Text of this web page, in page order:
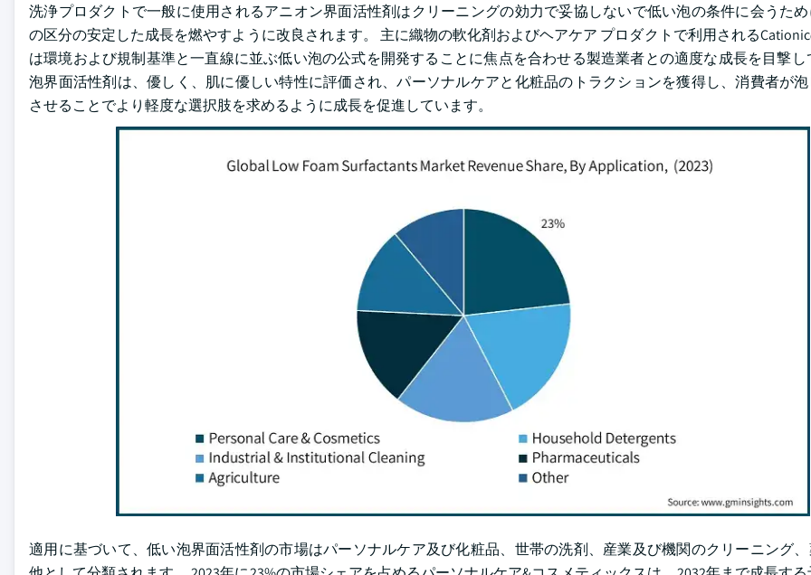
洗浄プロダクトで一般に使用されるアニオン界面活性剤はクリーニングの効力で妥協しないで低い泡の条件に会うた
の区分の安定した成長を燃やすように改良されます。 主に織物の軟化剤およびヘアケア プロダクトで利用される
は環境および規制基準と一直線に並ぶ低い泡の公式を開発することに焦点を合わせる製造業者との適度な成長を目撃し
泡界面活性剤は、優しく、肌に優しい特性に評価され、パーソナルケアと化粧品のトラクションを獲得し、消費者が
させることでより軽度な選択肢を求めるように成長を促進しています。
適用に基づいて、低い泡界面活性剤の市場はパーソナルケア及び化粧品、世帯の洗剤、産業及び機関のクリーニング、